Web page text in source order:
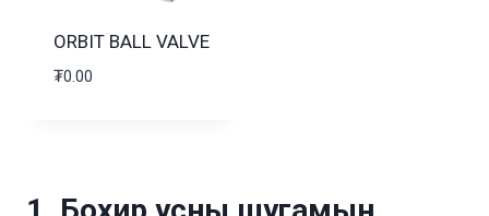
ORBIT BALL VALVE
₮0.00